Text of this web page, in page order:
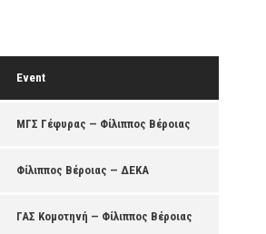
Event
ΜΓΣ Γέφυρας — Φίλιππος Βέροιας
Φίλιππος Βέροιας — ΔΕΚΑ
ΓΑΣ Κομοτηνή — Φίλιππος Βέροιας